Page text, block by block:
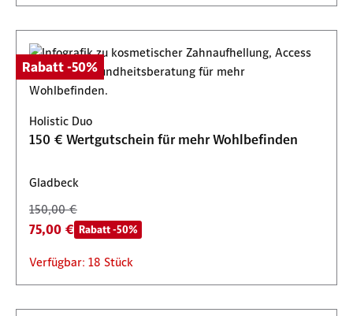
Rabatt -50%
Holistic Duo
150 € Wertgutschein für mehr Wohlbefinden
Gladbeck
150,00 €
75,00 € Rabatt -50%
Verfügbar: 18 Stück